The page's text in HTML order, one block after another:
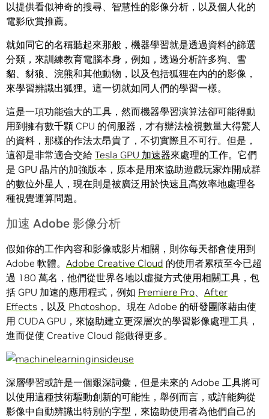
以提供看似神奇的搜尋、智慧性的影像分析，以及個人化的
電影欣賞推薦。
就如同它的名稱聽起來那般，機器學習就是透過資料的篩選
分類，來訓練教育電腦本身，例如，透過分析許多狗、雪
貂、豺狼、浣熊和其他動物，以及包括狐狸在內的的影像，
來學習辨識出狐狸。這一切就如同人們的學習一樣。
這是一項功能強大的工具，然而機器學習演算法卻可能得動
用到擁有數千顆 CPU 的伺服器，才有辦法檢視數量大得驚人
的資料，那樣的作法太昂貴了，不切實際且不可行。但是，
這卻是非常適合交給 Tesla GPU 加速器來處理的工作。它們
是 GPU 晶片的加強版本，原本是用來協助遊戲玩家炸開成群
的數位外星人，現在則是被廣泛用於快速且高效率地處理各
種視覺運算問題。
加速 Adobe 影像分析
假如你的工作內容和影像或影片相關，則你每天都會使用到
Adobe 軟體。 Adobe Creative Cloud 的使用者累積至今已超
過 180 萬名，他們從世界各地以虛擬方式使用相關工具，包
括 GPU 加速的應用程式，例如 Premiere Pro、 After
Effects ，以及 Photoshop。現在 Adobe 的研發團隊藉由使
用 CUDA GPU，來協助建立更深層次的學習影像處理工具，
進而促使 Creative Cloud 能做得更多。
深層學習或許是一個艱深詞彙，但是未來的 Adobe 工具將可
以使用這種技術驅動創新的可能性，舉例而言，或許能夠從
影像中自動辨識出特別的字型，來協助使用者為他們自己的